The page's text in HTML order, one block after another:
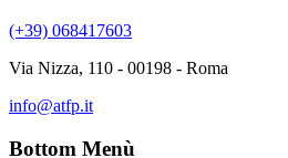
(+39) 068417603
Via Nizza, 110 - 00198 - Roma
info@atfp.it
Bottom Menù